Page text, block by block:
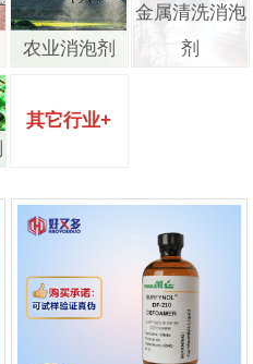
农业消泡剂
金属清洗消泡
剂
其它行业+